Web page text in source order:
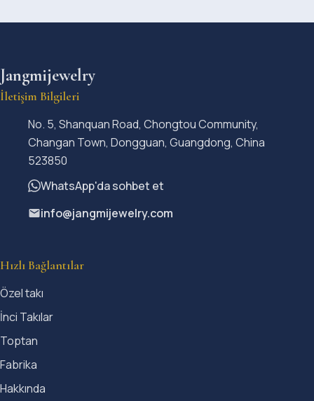
Jangmijewelry
İletişim Bilgileri
No. 5, Shanquan Road, Chongtou Community,
Changan Town, Dongguan, Guangdong, China
523850
WhatsApp'da sohbet et
info@jangmijewelry.com
Hızlı Bağlantılar
Özel takı
İnci Takılar
Toptan
Fabrika
Hakkında